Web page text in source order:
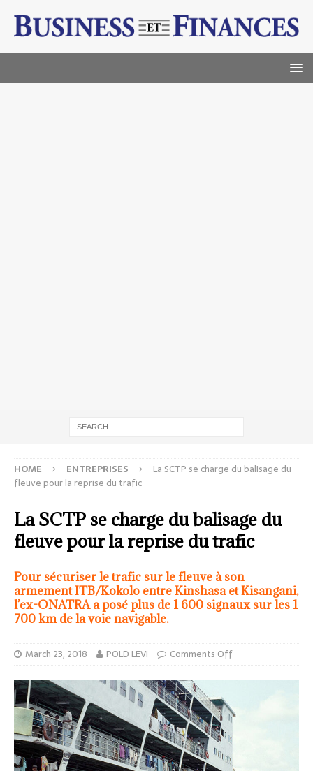
HOME ENTREPRISES
La SCTP se charge du balisage du
fleuve pour la reprise du trafic
La SCTP se charge du balisage du
fleuve pour la reprise du trafic
Pour sécuriser le trafic sur le fleuve à son
armement ITB/Kokolo entre Kinshasa et Kisangani,
l’ex-ONATRA a posé plus de 1 600 signaux sur les 1
700 km de la voie navigable.
March 23, 2018 POLD LEVI Comments Off